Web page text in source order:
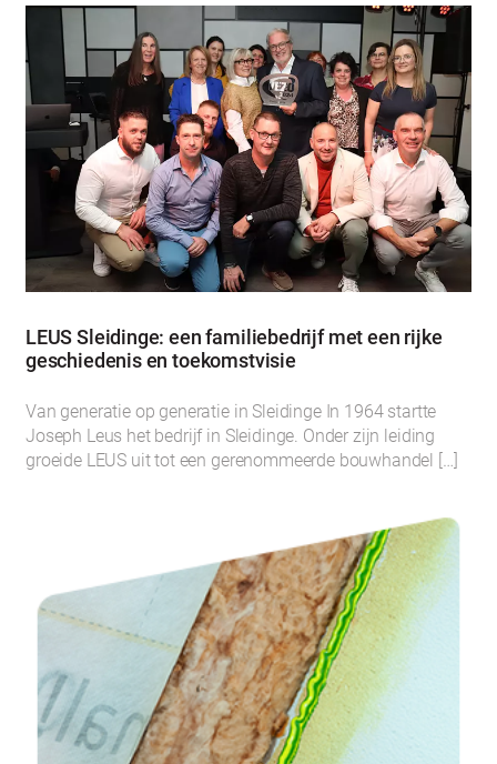
LEUS Sleidinge: een familiebedrijf met een rijke
geschiedenis en toekomstvisie
Van generatie op generatie in Sleidinge In 1964 startte
Joseph Leus het bedrijf in Sleidinge. Onder zijn leiding
groeide LEUS uit tot een gerenommeerde bouwhandel […]